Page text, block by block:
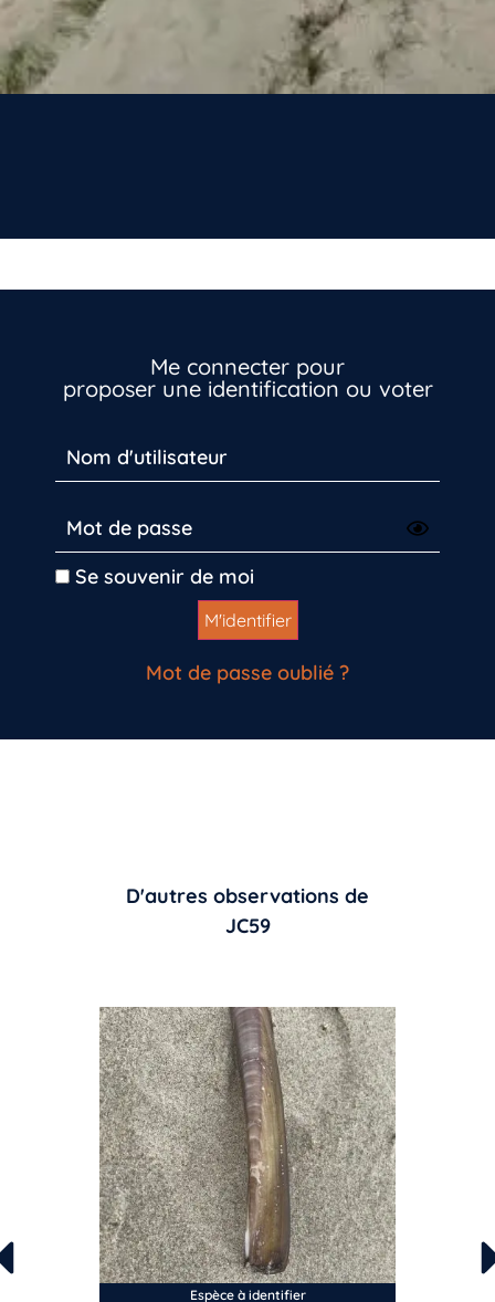
Me connecter pour
proposer une identification ou voter
Se souvenir de moi
Mot de passe oublié ?
D'autres observations de
JC59
Espèce à identifier
Inscrivez-vous dès maintenant